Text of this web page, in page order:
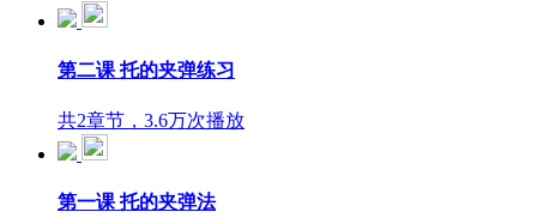
第二课 托的夹弹练习
共2章节，3.6万次播放
第一课 托的夹弹法